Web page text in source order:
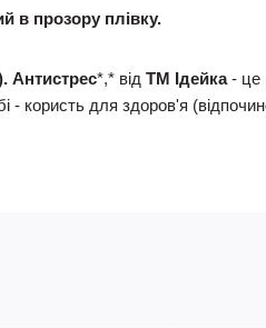
в прозору плівку.
Антистрес*,* від ТМ Ідейка- це
користь для здоров'я